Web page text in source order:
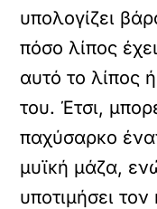
υπολογίζει
πόσο λίπος
αυτό το λίπος
του. Έτσι,
παχύσαρκο
μυϊκή μάζα,
υποτιμήσει